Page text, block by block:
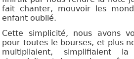
fait chanter, mouvoir les
enfant oublié.
Cette simplicité, nous avons
pour toutes le bourses, et plus
multipliaient, simplifiaient